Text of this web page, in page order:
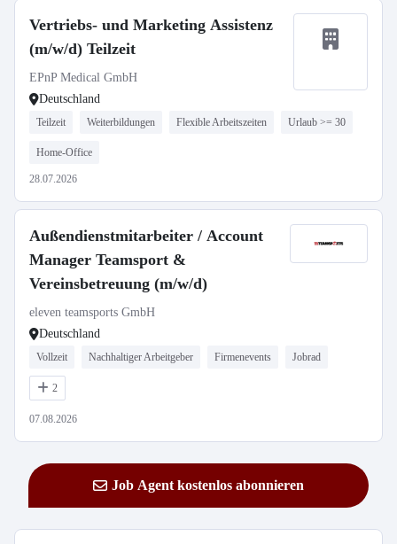
Vertriebs- und Marketing Assistenz
(m/w/d) Teilzeit
EPnP Medical GmbH
Deutschland
Teilzeit Weiterbildungen Flexible Arbeitszeiten Urlaub >= 30
Home-Office
28.07.2026
Außendienstmitarbeiter / Account
Manager Teamsport &
Vereinsbetreuung (m/w/d)
eleven teamsports GmbH
Deutschland
Vollzeit Nachhaltiger Arbeitgeber Firmenevents Jobrad
2
07.08.2026
Job Agent kostenlos abonnieren